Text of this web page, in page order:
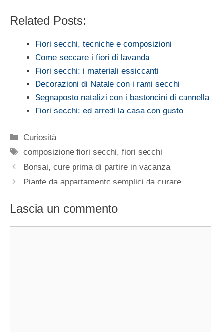
Related Posts:
Fiori secchi, tecniche e composizioni
Come seccare i fiori di lavanda
Fiori secchi: i materiali essiccanti
Decorazioni di Natale con i rami secchi
Segnaposto natalizi con i bastoncini di cannella
Fiori secchi: ed arredi la casa con gusto
Categorie
Curiosità
Tag
composizione fiori secchi,fiori secchi
Bonsai, cure prima di partire in vacanza
Piante da appartamento semplici da curare
Lascia un commento